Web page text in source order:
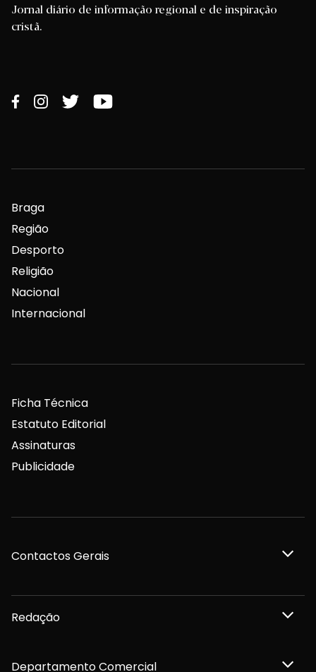
Jornal diário de informação regional e de inspiração
cristã.
Braga
Região
Desporto
Religião
Nacional
Internacional
Ficha Técnica
Estatuto Editorial
Assinaturas
Publicidade
Contactos Gerais
Redação
Departamento Comercial